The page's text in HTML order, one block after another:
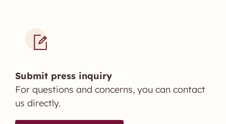
Submit press inquiry
For questions and concerns, you can contact
us directly.